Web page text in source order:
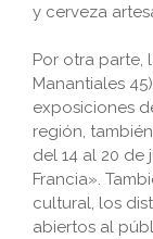
y cerveza
Por otra parte,
Manantiales
exposiciones
región,
del 14 al 20 de
Francia».
cultural, los
abiertos al